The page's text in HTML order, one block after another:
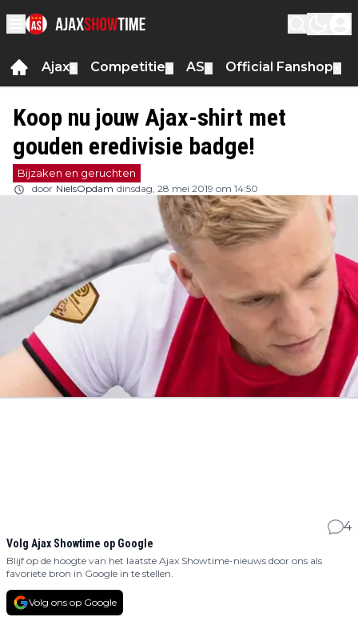
Ajax Competitie AS Official Fanshop
Koop nu jouw Ajax-shirt met
gouden eredivisie badge!
Bijzaken en geruchten
door NielsOpdam dinsdag, 28 mei 2019 om 14:50
4
Volg Ajax Showtime op Google
Blijf op de hoogte van het laatste Ajax Showtime-nieuws door ons als
favoriete bron in Google in te stellen.
Volg ons op Google